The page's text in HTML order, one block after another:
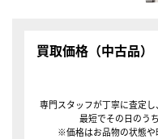
買取価格（中古品）
専門スタッフが丁寧に査定し
最短でその日のう
※価格はお品物の状態や